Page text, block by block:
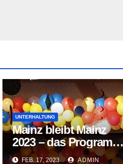
UNTERHALTUNG
Mainz bleibt Mainz
2023 – das Programm
für heute Abend
FEB. 17, 2023 ADMIN